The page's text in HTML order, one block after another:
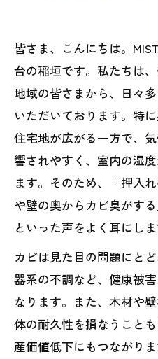
皆さま、こんにちは。
台の稲垣です。私たちは
地域の皆さまから、日々
いただいております。特
住宅地が広がる一方で、
響されやすく、室内の湿
ます。そのため、「押入
や壁の奥からカビ臭がす
といった声をよく耳にしま
カビは見た目の問題にと
器系の不調など、健康被
なります。また、木材や
体の耐久性を損なうこと
産価値低下にもつながり